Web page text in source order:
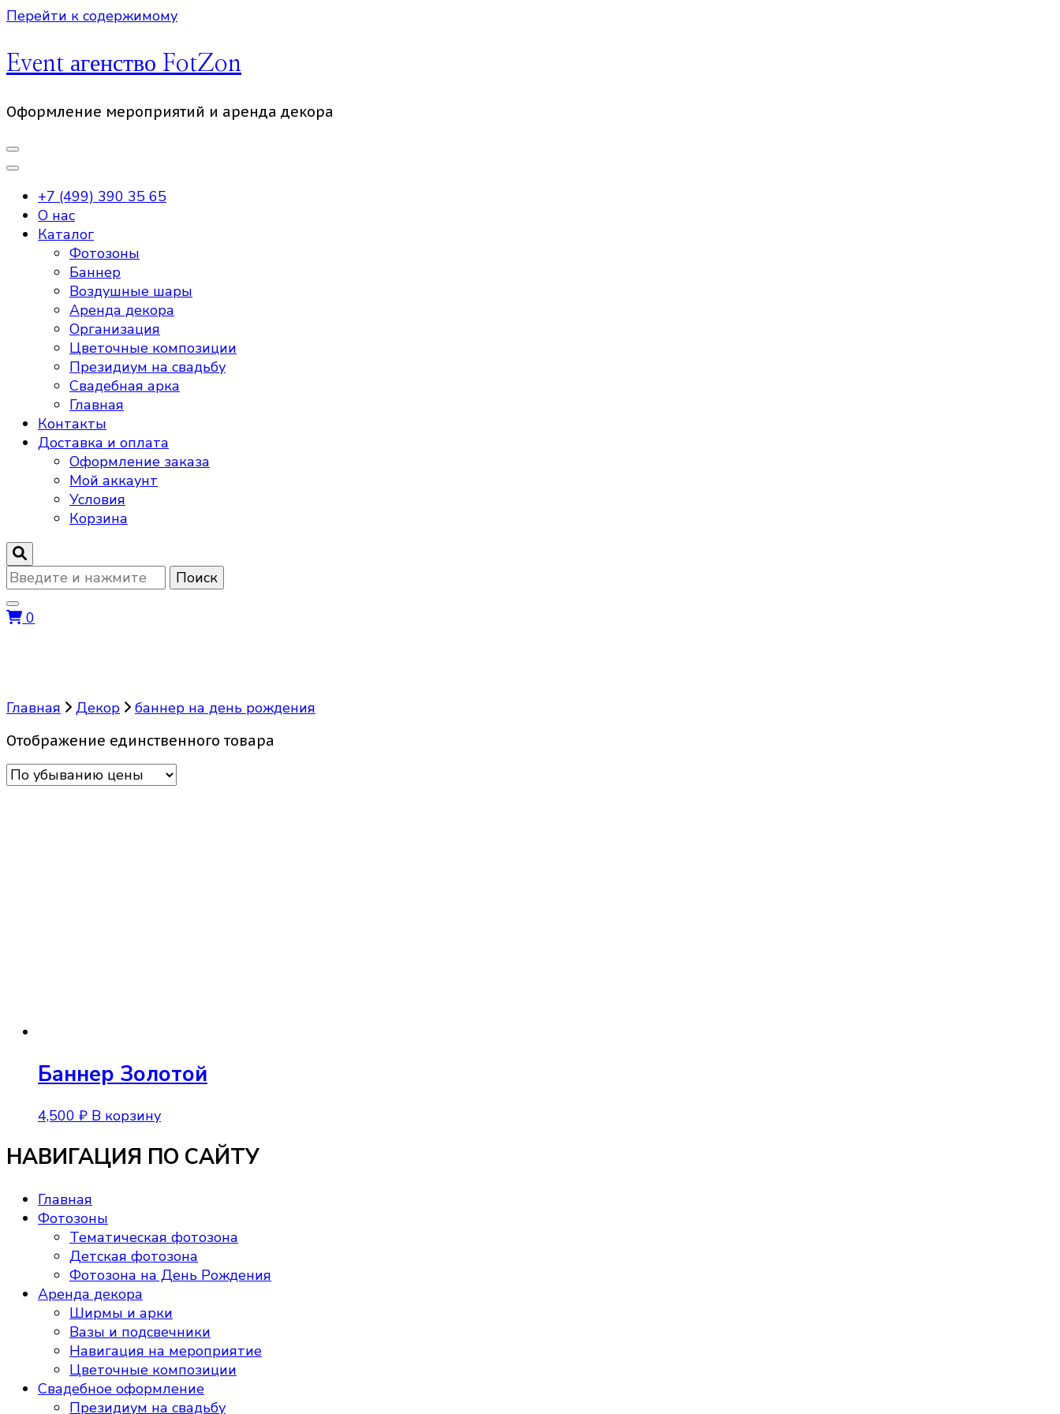
Перейти к содержимому
Event агенство FotZon
Оформление мероприятий и аренда декора
+7 (499) 390 35 65
О нас
Каталог
Фотозоны
Баннер
Воздушные шары
Аренда декора
Организация
Цветочные композиции
Президиум на свадьбу
Свадебная арка
Главная
Контакты
Доставка и оплата
Оформление заказа
Мой аккаунт
Условия
Корзина
Ищите
что-
то?0
Главная Декор баннер на день рождения
Отображение единственного товара
Баннер Золотой
4,500 ₽ В корзину
НАВИГАЦИЯ ПО САЙТУ
Главная
Фотозоны
Тематическая фотозона
Детская фотозона
Фотозона на День Рождения
Аренда декора
Ширмы и арки
Вазы и подсвечники
Навигация на мероприятие
Цветочные композиции
Свадебное оформление
Президиум на свадьбу